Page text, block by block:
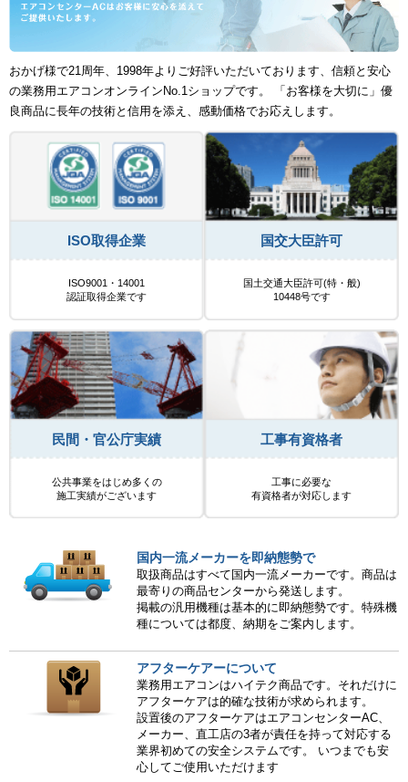
おかげ様で21周年、1998年よりご好評いただいております、信頼と安心
の業務用エアコンオンラインNo.1ショップです。 「お客様を大切に」優
良商品に長年の技術と信用を添え、感動価格でお応えします。
ISO取得企業
ISO9001・14001
認証取得企業です
国交大臣許可
国土交通大臣許可(特・般)
10448号です
民間・官公庁実績
公共事業をはじめ多くの
施工実績がございます
工事有資格者
工事に必要な
有資格者が対応します
国内一流メーカーを即納態勢で
取扱商品はすべて国内一流メーカーです。商品は
最寄りの商品センターから発送します。
掲載の汎用機種は基本的に即納態勢です。特殊機
種については都度、納期をご案内します。
アフターケアーについて
業務用エアコンはハイテク商品です。それだけに
アフターケアは的確な技術が求められます。
設置後のアフターケアはエアコンセンターAC、
メーカー、直工店の3者が責任を持って対応する
業界初めての安全システムです。 いつまでも安
心してご使用いただけます